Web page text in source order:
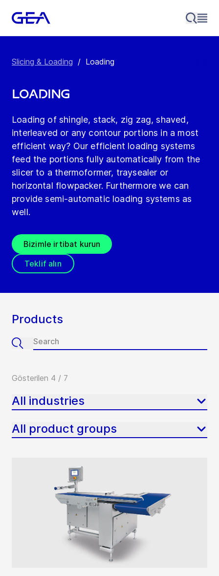
Slicing & Loading / Loading
Loading
Loading of shingle, stack, zig zag, shaved,
interleaved or any contour portions in a most
efficient way? Our efficient loading systems
feed the portions fully automatically from the
slicer to a thermoformer, traysealer or
horizontal flowpacker. Furthermore we can
provide semi-automatic loading systems as
well.
Bizimle irtibat kurun
Teklif alın
Products
Gösterilen 4 / 7
All industries
All product groups